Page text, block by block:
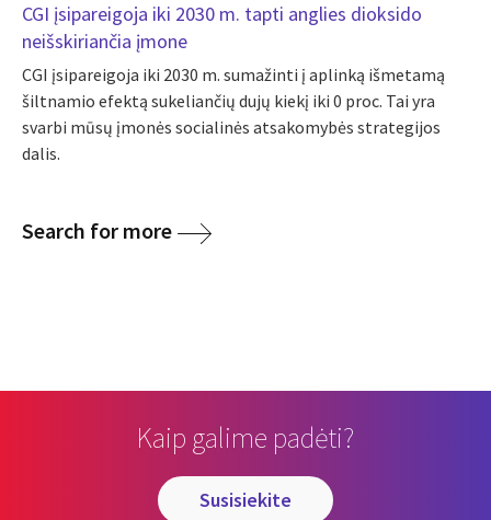
CGI įsipareigoja iki 2030 m. tapti anglies dioksido
neišskiriančia įmone
CGI įsipareigoja iki 2030 m. sumažinti į aplinką išmetamą
šiltnamio efektą sukeliančių dujų kiekį iki 0 proc. Tai yra
svarbi mūsų įmonės socialinės atsakomybės strategijos
dalis.
Search for more
Kaip galime padėti?
susisiekite